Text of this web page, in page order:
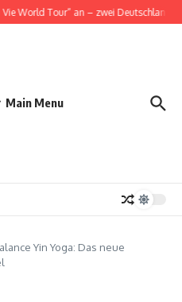
Tour“ an – zwei
Main Menu
Yin Yoga: Das neue